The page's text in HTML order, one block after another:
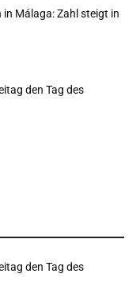
in Málaga: Zahl steigt in
den Tag des
den Tag des